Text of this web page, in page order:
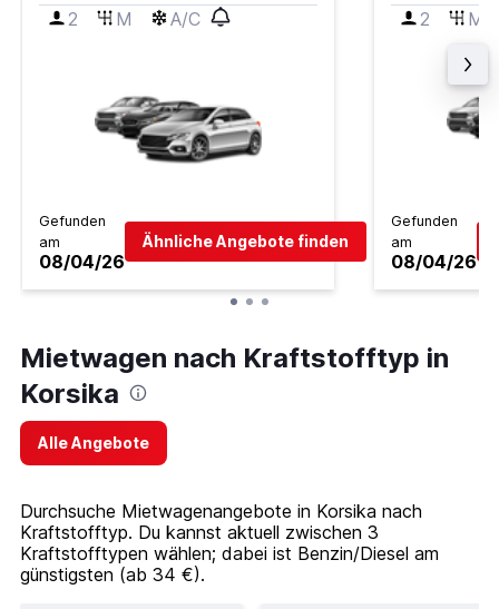
2
M A/C
Gefunden
am
08/04/26
Ähnliche Angebote finden
2 M
Gefunden
am
08/04/26
Mietwagen nach Kraftstofftyp in
Korsika
Alle Angebote
Durchsuche Mietwagenangebote in Korsika nach
Kraftstofftyp. Du kannst aktuell zwischen 3
Kraftstofftypen wählen; dabei ist Benzin/Diesel am
günstigsten (ab 34 €).